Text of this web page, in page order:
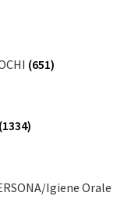
(651)
(1334)
Igiene Orale